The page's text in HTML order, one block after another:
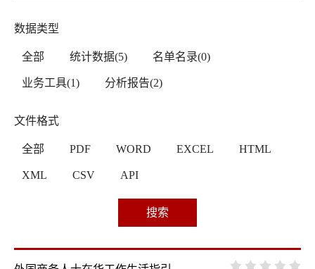
数据类型
全部 统计数据(5) 名单名录(0)
业务工具(1) 分析报告(2)
文件格式
全部 PDF WORD EXCEL HTML
XML CSV API
搜索
    